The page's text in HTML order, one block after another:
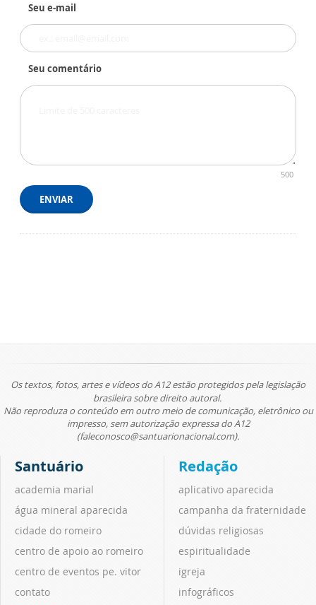
Seu e-mail
Seu comentário
500
ENVIAR
Os textos, fotos, artes e vídeos do A12 estão protegidos pela legislação
brasileira sobre direito autoral.
Não reproduza o conteúdo em outro meio de comunicação, eletrônico ou
impresso, sem autorização expressa do A12
(faleconosco@santuarionacional.com).
Santuário
academia marial
água mineral aparecida
cidade do romeiro
centro de apoio ao romeiro
centro de eventos pe. vitor
contato
Redação
aplicativo aparecida
campanha da fraternidade
dúvidas religiosas
espiritualidade
igreja
infográficos